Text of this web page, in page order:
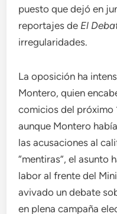
puesto que dejó en
reportajes de El
irregularidades.
La oposición ha
Montero, quien
comicios del próximo
aunque Montero
las acusaciones al
“mentiras”, el asunto
labor al frente del
avivado un debate
en plena campaña